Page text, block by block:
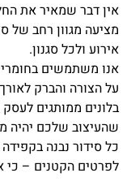
אין דבר שמאיר את
מציעה מגוון רחב של
אירוע ולכל סגנון.
אנו משתמשים בחומרי
על הצורה והברק
בלונים ממותגים לעסק
שהעיצוב שלכם יהיה
כל סידור נבנה
לפרטים הקטנים – כי